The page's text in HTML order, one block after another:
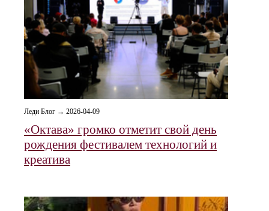
Леди Блог → 2026-04-09
«Октава» громко отметит свой день
рождения фестивалем технологий и
креатива